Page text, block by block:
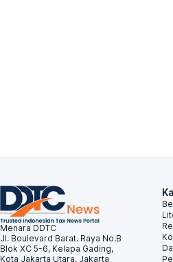
Menara DDTC
Jl. Boulevard Barat. Raya No.B
Blok XC 5-6, Kelapa Gading,
Kota Jakarta Utara, Jakarta